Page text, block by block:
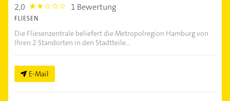
2,0 2.0 1 Bewertung
FLIESEN
Die Fliesenzentrale beliefert die Metropolregion Hamburg von
Ihren 2 Standorten in den Stadtteile...
E-Mail